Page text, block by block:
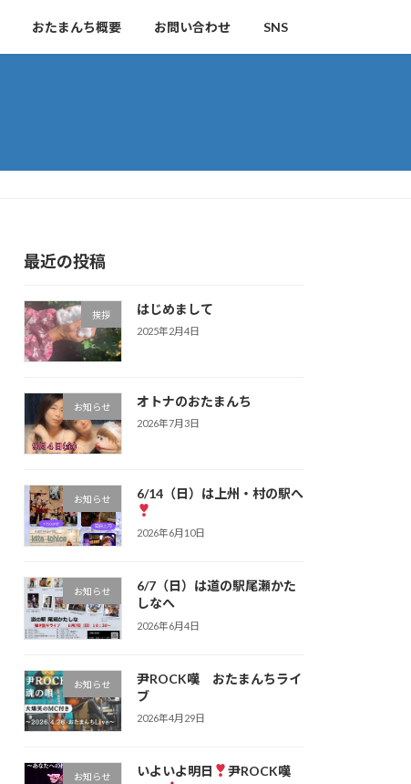
おたまんち概要 お問い合わせ SNS
最近の投稿
挨拶 はじめまして
2025年2月4日
お知らせ オトナのおたまんち
2026年7月3日
お知らせ 6/14（日）は上州・村の駅へ
2026年6月10日
お知らせ
6/7（日）は道の駅尾瀬かた
しなへ
2026年6月4日
お知らせ
尹ROCK嘆 おたまんちライ
ブ
2026年4月29日
お知らせ いよいよ明日
尹ROCK嘆